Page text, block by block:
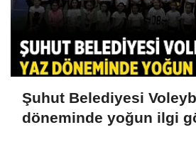
Şuhut Belediyesi
döneminde yoğun ilgi